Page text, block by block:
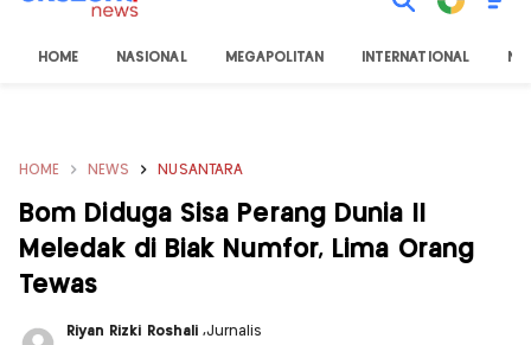
HOME NASIONAL MEGAPOLITAN INTERNATIONAL
HOME NEWS NUSANTARA
Bom Diduga Sisa Perang Dunia II
Meledak di Biak Numfor, Lima Orang
Tewas
Riyan Rizki Roshali ,Jurnalis